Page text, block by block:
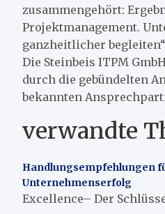
zusammengehört:
Projektmanagement.
ganzheitlicher
Die Steinbeis ITPM
durch die gebündelten
bekannten
verwandte
Handlungsempfehlungen
Unternehmenserfolg
Excellence– Der